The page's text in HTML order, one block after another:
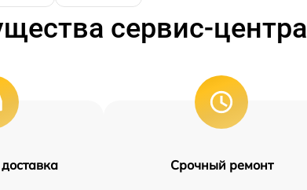
сервис-центра
Срочный ремонт